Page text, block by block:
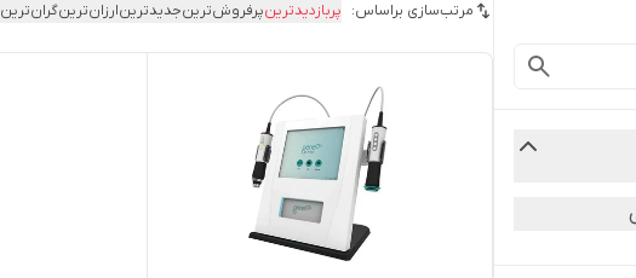
مرتب‌سازی براساس: پربازدیدترینپرفروش‌ترینجدیدترینارزان‌ترینگران‌ترین